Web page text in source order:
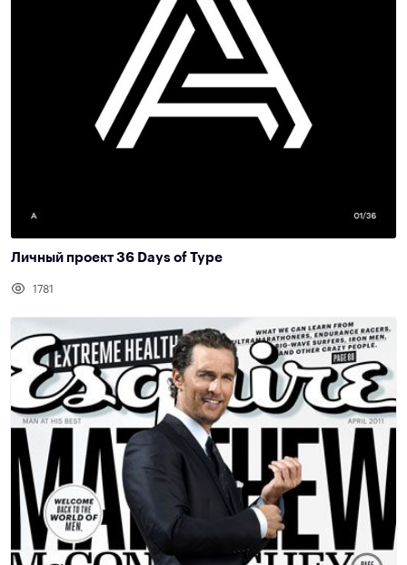
Личный проект 36 Days of Type
1781